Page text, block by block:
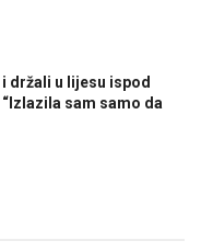
držali u lijesu ispod
sam samo da